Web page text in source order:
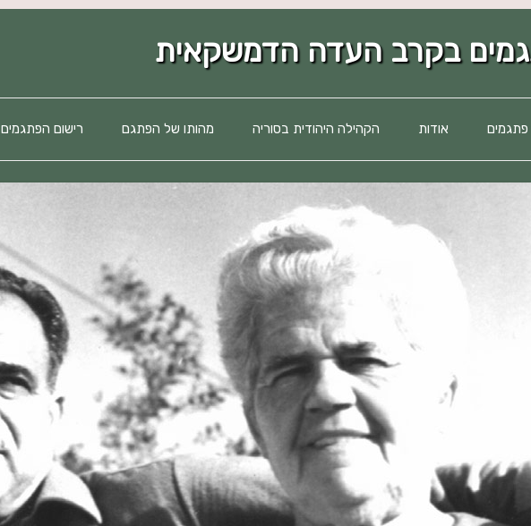
לדלג
אודות הקהילה היהודית בסוריה
סקירה היסטורית
תמורות תרבותיות
תמורות חברתיות
מהותו של הפתגם רישום הפתגמים